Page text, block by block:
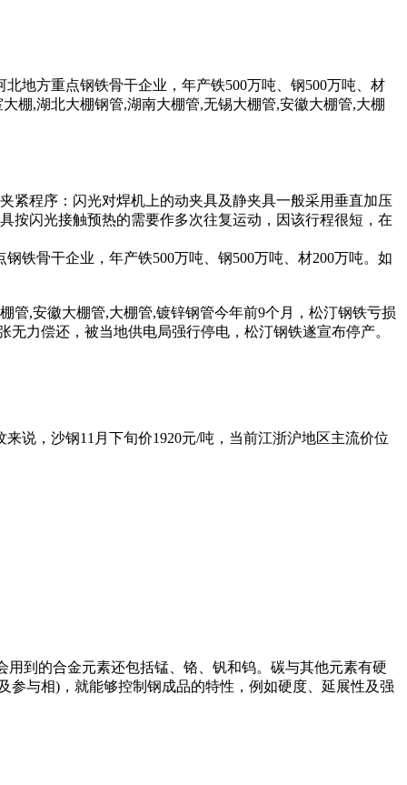
地方重点钢铁骨干企业，年产铁500万吨、钢500万吨、材
棚,湖北大棚钢管,湖南大棚管,无锡大棚管,安徽大棚管,大棚
紧程序：闪光对焊机上的动夹具及静夹具一般采用垂直加压
按闪光接触预热的需要作多次往复运动，因该行程很短，在
铁骨干企业，年产铁500万吨、钢500万吨、材200万吨。如
管,安徽大棚管,大棚管,镀锌钢管今年前9个月，松汀钢铁亏损
力偿还，被当地供电局强行停电，松汀钢铁遂宣布停产。
说，沙钢11月下旬价1920元/吨，当前江浙沪地区主流价位
到的合金元素还包括锰、铬、钒和钨。碳与其他元素有硬
与相)，就能够控制钢成品的特性，例如硬度、延展性及强